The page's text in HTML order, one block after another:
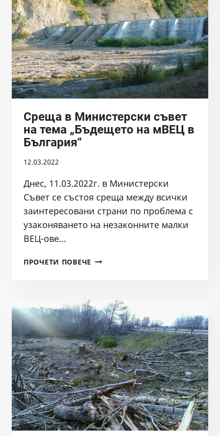
Среща в Министерски съвет
на тема „Бъдещето на мВЕЦ в
България“
12.03.2022
Днес, 11.03.2022г. в Министерски
Съвет се състоя среща между всички
заинтересовани страни по проблема с
узаконяването на незаконните малки
ВЕЦ-ове…
ПРОЧЕТИ ПОВЕЧЕ СРЕЩА
НА
ТЕМА
„БЪДЕЩЕТО
НА
МВЕЦ
В
БЪЛГАРИЯ“